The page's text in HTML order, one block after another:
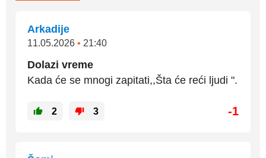
Arkadije
11.05.2026 • 21:40
Dolazi vreme
Kada će se mnogi zapitati,,Šta će reći ljudi ".
2 3 -1